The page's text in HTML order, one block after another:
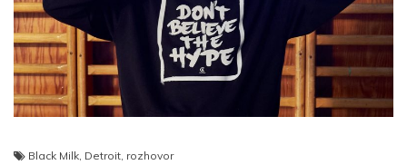
Black Milk Detroit rozhovor